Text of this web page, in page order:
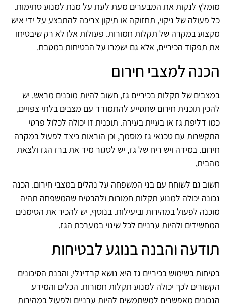
מומלץ לנקות את המבערים מעת לעת על מנת למנוע סתימות.
כל פעולה של ניקוי, תחזוקה או תיקון צריכה להתבצע על ידי איש
מקצוע במקרה של תקלות חמורות. פעולות אלו לא רק שיבטיחו
את תפקוד הכיריים, אלא גם ישמרו על הבטיחות במטבח.
הכנה למצבי חירום
במצבים של תקלות בכיריים גז, חשוב להיות מוכנים מראש. יש
להכין תוכנית חירום שתסייע להתמודד עם מצבים בלתי צפויים,
כמו דליפת גז או בעיית בעירה. תוכנית זו יכולה לכלול פרטי
התקשרות עם טכנאי גז מוסמך, וכן הוראות כיצד לפעול במקרה
חירום. במידה ויש ריח של גז, יש לסגור מיד את ברז הגז ולצאת
מהבית.
חשוב גם לשוחח עם בני המשפחה על נהלים במצבי חירום. הכנה
נכונה יכולה למנוע תקלות חמורות ולהבטיח שהמשפחה תהיה
מוכנה לפעול במהירות וביעילות. בנוסף, יש להכיר את הסימנים
המחשידים ולהיות ערניים לכל שינוי במערכת הגז.
תודעה והבנה בנוגע לבטיחות
בטיחות בשימוש בכיריים גז היא נושא קרדינלי, והבנת הסיכונים
הקשורים לכך יכולה למנוע תקלות חמורות. הכלים והמידע
הנכונים מאפשרים למשתמשים להיות ערניים ולפעול במהירות